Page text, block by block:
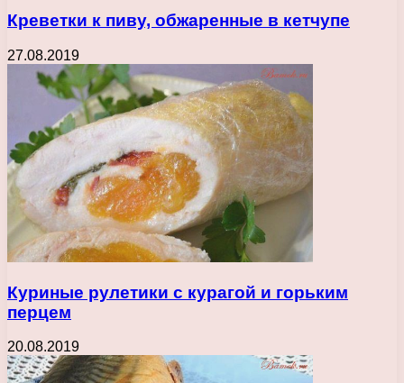
Креветки к пиву, обжаренные в кетчупе
27.08.2019
Куриные рулетики с курагой и горьким
перцем
20.08.2019